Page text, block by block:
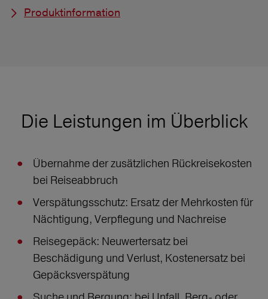
Produktinformation
Die Leistungen im Überblick
Übernahme der zusätzlichen Rückreisekosten
bei Reiseabbruch
Verspätungsschutz: Ersatz der Mehrkosten für
Nächtigung, Verpflegung und Nachreise
Reisegepäck: Neuwertersatz bei
Beschädigung und Verlust, Kostenersatz bei
Gepäcksverspätung